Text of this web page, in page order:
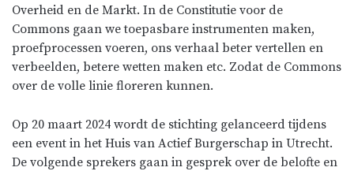
Overheid en de Markt. In de Constitutie voor de
Commons gaan we toepasbare instrumenten maken,
proefprocessen voeren, ons verhaal beter vertellen en
verbeelden, betere wetten maken etc. Zodat de Commons
over de volle linie floreren kunnen.
Op 20 maart 2024 wordt de stichting gelanceerd tijdens
een event in het Huis van Actief Burgerschap in Utrecht.
De volgende sprekers gaan in gesprek over de belofte en